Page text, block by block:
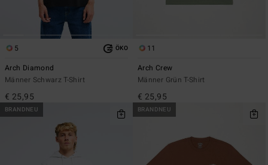
5 ÖKO
Arch Diamond
Männer Schwarz T-Shirt
€ 25,95
11
Arch Crew
Männer Grün T-Shirt
€ 25,95
BRANDNEU BRANDNEU